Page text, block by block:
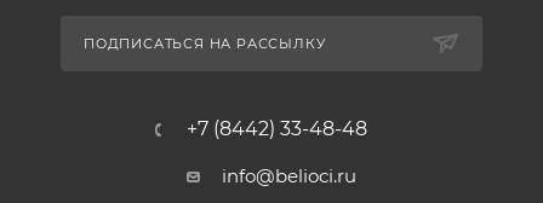
ПОДПИСАТЬСЯ НА РАССЫЛКУ
+7 (8442) 33-48-48
info@belioci.ru